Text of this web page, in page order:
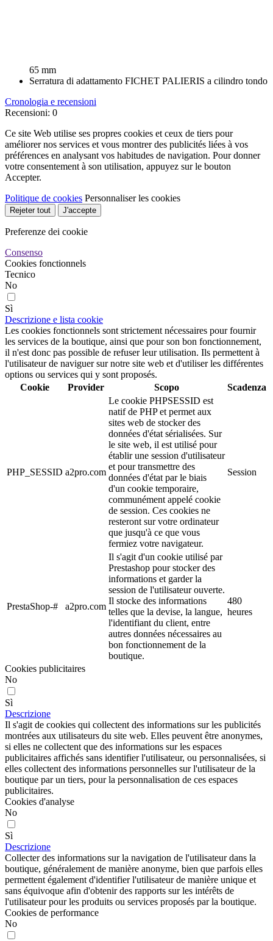
65 mm
Serratura di adattamento FICHET PALIERIS a cilindro tondo
Cronologia e recensioni
Recensioni: 0
Ce site Web utilise ses propres cookies et ceux de tiers pour
améliorer nos services et vous montrer des publicités liées à vos
préférences en analysant vos habitudes de navigation. Pour donner
votre consentement à son utilisation, appuyez sur le bouton
Accepter.
Politique de cookies Personnaliser les cookies
Rejeter tout J'accepte
Preferenze dei cookie
Consenso
Cookies fonctionnels
Tecnico
No
Sì
Descrizione e lista cookie
Les cookies fonctionnels sont strictement nécessaires pour fournir
les services de la boutique, ainsi que pour son bon fonctionnement,
il n'est donc pas possible de refuser leur utilisation. Ils permettent à
l'utilisateur de naviguer sur notre site web et d'utiliser les différentes
options ou services qui y sont proposés.
Cookie
Provider Scopo Scadenza
PHP_SESSID a2pro.com
Le cookie PHPSESSID est
natif de PHP et permet aux
sites web de stocker des
données d'état sérialisées. Sur
le site web, il est utilisé pour
établir une session d'utilisateur
et pour transmettre des
données d'état par le biais
d'un cookie temporaire,
communément appelé cookie
de session. Ces cookies ne
resteront sur votre ordinateur
que jusqu'à ce que vous
fermiez votre navigateur.
Session
PrestaShop-# a2pro.com
Il s'agit d'un cookie utilisé par
Prestashop pour stocker des
informations et garder la
session de l'utilisateur ouverte.
Il stocke des informations
telles que la devise, la langue,
l'identifiant du client, entre
autres données nécessaires au
bon fonctionnement de la
boutique.
480
heures
Cookies publicitaires
No
Sì
Descrizione
Il s'agit de cookies qui collectent des informations sur les publicités
montrées aux utilisateurs du site web. Elles peuvent être anonymes,
si elles ne collectent que des informations sur les espaces
publicitaires affichés sans identifier l'utilisateur, ou personnalisées, si
elles collectent des informations personnelles sur l'utilisateur de la
boutique par un tiers, pour la personnalisation de ces espaces
publicitaires.
Cookies d'analyse
No
Sì
Descrizione
Collecter des informations sur la navigation de l'utilisateur dans la
boutique, généralement de manière anonyme, bien que parfois elles
permettent également d'identifier l'utilisateur de manière unique et
sans équivoque afin d'obtenir des rapports sur les intérêts de
l'utilisateur pour les produits ou services proposés par la boutique.
Cookies de performance
No